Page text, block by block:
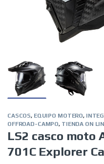
CASCOS, EQUIPO MOTERO,
OFFROAD-CAMPO, TIENDA ON
LS2 casco moto
701C Explorer